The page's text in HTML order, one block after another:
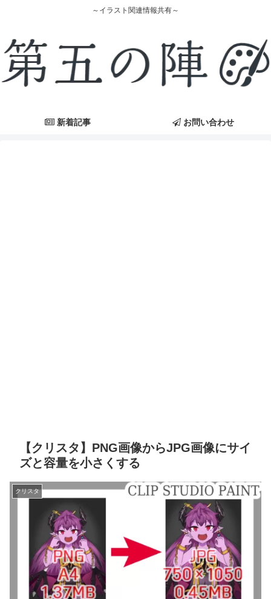
～イラスト関連情報共有～
新着記事 お問い合わせ
【クリスタ】PNG画像からJPG画像にサイ
ズと容量を小さくする
クリスタ